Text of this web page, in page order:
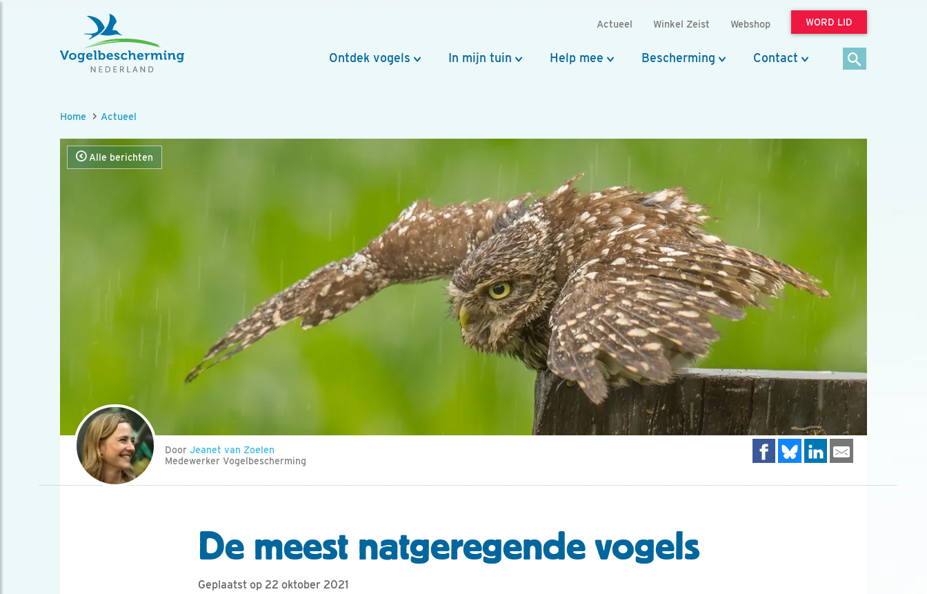
Actueel Winkel Zeist Webshop WORD LID
Ontdek vogels In mijn tuin Help mee Bescherming Contact
Home Actueel
Alle berichten
Door Jeanet van Zoelen
Medewerker Vogelbescherming
De meest natgeregende vogels
Geplaatst op 22 oktober 2021